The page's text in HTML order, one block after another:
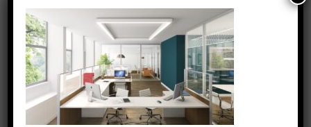
NEWS IN UNA FOTO